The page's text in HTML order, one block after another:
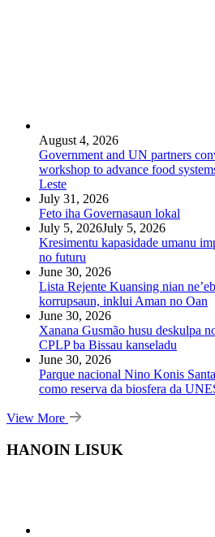
August 4, 2026
Government and UN partners
workshop to advance food
Leste
July 31, 2026
Feto iha Governasaun lokal
July 5, 2026July 5, 2026
Kresimentu kapasidade umanu
no futuru
June 30, 2026
Lista Rejente Kuansing nian
korrupsaun, inklui Aman no Oan
June 30, 2026
Xanana Gusmão husu deskulpa
CPLP ba Bissau kanseladu
June 30, 2026
Parque nacional Nino Konis
como reserva da biosfera da
View More
HANOIN LISUK